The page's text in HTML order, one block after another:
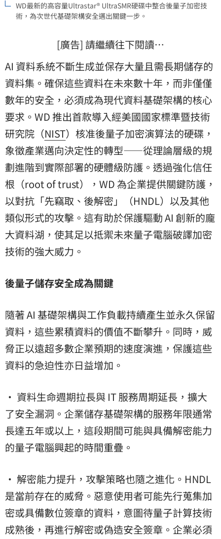
WD最新的高容量Ultrastar® UltraSMR硬碟中整合後量子加密技
術，為次世代基礎架構安全邁出關鍵一步。
[廣告] 請繼續往下閱讀…
AI 資料系統不斷生成並保存大量且需長期儲存的
資料集。確保這些資料在未來數十年，而非僅僅
數年的安全，必須成為現代資料基礎架構的核心
要求。WD 推出首款導入經美國國家標準暨技術
研究院（NIST）核准後量子加密演算法的硬碟，
象徵產業邁向決定性的轉型——從理論層級的規
劃進階到實際部署的硬體級防護。透過強化信任
根（root of trust），WD 為企業提供關鍵防護，
以對抗「先竊取、後解密」（HNDL）以及其他
類似形式的攻擊。這有助於保護驅動 AI 創新的龐
大資料湖，使其足以抵禦未來量子電腦破譯加密
技術的強大威力。
後量子儲存安全成為關鍵
隨著 AI 基礎架構與工作負載持續產生並永久保留
資料，這些累積資料的價值不斷攀升。同時，威
脅正以遠超多數企業預期的速度演進，保護這些
資料的急迫性亦日益增加。
• 資料生命週期拉長與 IT 服務周期延長，擴大
了安全漏洞。企業儲存基礎架構的服務年限通常
長達五年或以上，這段期間可能與具備解密能力
的量子電腦興起的時間重疊。
• 解密能力提升，攻擊策略也隨之進化。HNDL
是當前存在的威脅。惡意使用者可能先行蒐集加
密或具備數位簽章的資料，意圖待量子計算技術
成熟後，再進行解密或偽造安全簽章。企業必須